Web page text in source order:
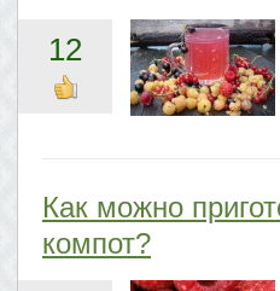
12
Как можно
компот?